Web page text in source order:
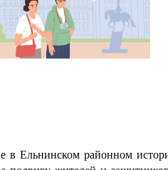
Ельнинском районном